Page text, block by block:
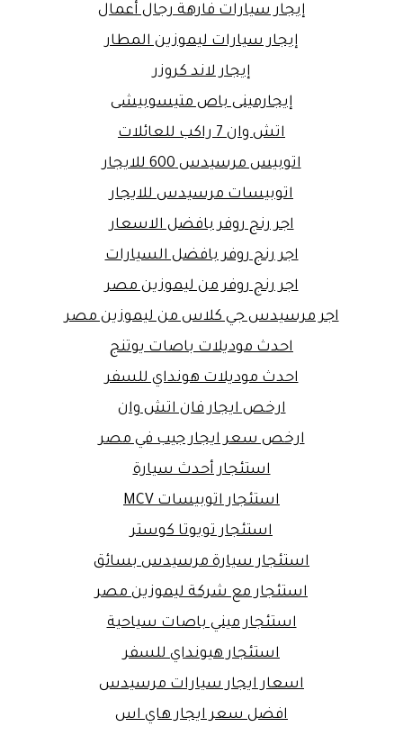
إيجار سيارات فارهة رجال أعمال
إيجار سيارات ليموزين المطار
إيجار لاند كروزر
إيجارمينى باص متيسوبيشى
اتش وان 7 راكب للعائلات
اتوبيس مرسيدس 600 للايجار
اتوبيسات مرسيدس للايجار
اجر رنج روفر بافضل الاسعار
اجر رنج روفر بافضل السيارات
اجر رنج روفر من ليموزين مصر
اجر مرسيدس جي كلاس من ليموزين مصر
احدث موديلات باصات يوتنج
احدث موديلات هونداي للسفر
ارخص ايجار فان اتش وان
ارخص سعر ايجار جيب في مصر
استئجار أحدث سيارة
استئجار اتوبيسات MCV
استئجار تويوتا كوستر
استئجار سيارة مرسيدس بسائق
استئجار مع شركة ليموزين مصر
استئجار ميني باصات سياحية
استئجار هيونداي للسفر
اسعار ايجار سيارات مرسيدس
افضل سعر ايجار هاي اس